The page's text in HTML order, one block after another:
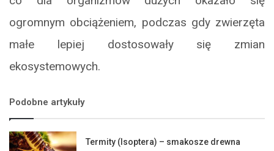
ogromnym obciążeniem, podczas gdy zwierzęta
małe lepiej dostosowały się zmian
ekosystemowych.
Podobne artykuły
Termity (Isoptera) – smakosze drewna